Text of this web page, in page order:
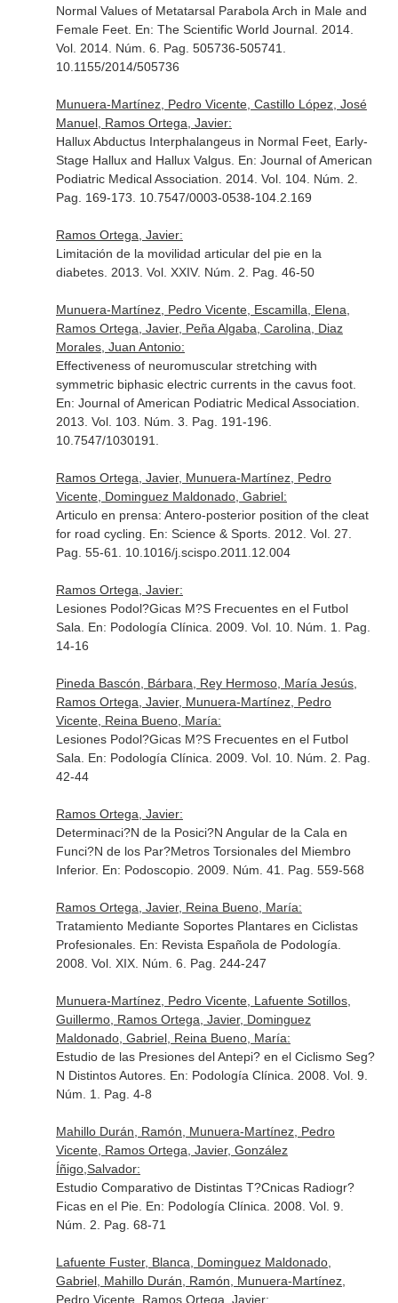
Normal Values of Metatarsal Parabola Arch in Male and
Female Feet. En: The Scientific World Journal. 2014.
Vol. 2014. Núm. 6. Pag. 505736-505741.
10.1155/2014/505736
Munuera-Martínez, Pedro Vicente, Castillo López, José
Manuel, Ramos Ortega, Javier:
Hallux Abductus Interphalangeus in Normal Feet, Early-
Stage Hallux and Hallux Valgus. En: Journal of American
Podiatric Medical Association . 2014. Vol. 104. Núm. 2.
Pag. 169-173. 10.7547/0003-0538-104.2.169
Ramos Ortega, Javier:
Limitación de la movilidad articular del pie en la
diabetes. 2013. Vol. XXIV. Núm. 2. Pag. 46-50
Munuera-Martínez, Pedro Vicente, Escamilla, Elena,
Ramos Ortega, Javier, Peña Algaba, Carolina, Diaz
Morales, Juan Antonio:
Effectiveness of neuromuscular stretching with
symmetric biphasic electric currents in the cavus foot.
En: Journal of American Podiatric Medical Association
2013. Vol. 103. Núm. 3. Pag. 191-196.
10.7547/1030191.
Ramos Ortega, Javier, Munuera-Martínez, Pedro
Vicente, Dominguez Maldonado, Gabriel:
Articulo en prensa: Antero-posterior position of the cleat
for road cycling. En: Science & Sports. 2012. Vol. 27.
Pag. 55-61. 10.1016/j.scispo.2011.12.004
Ramos Ortega, Javier:
Lesiones Podol?Gicas M?S Frecuentes en el Futbol
Sala. En: Podología Clínica . 2009. Vol. 10. Núm. 1. Pag.
14-16
Pineda Bascón, Bárbara, Rey Hermoso, María Jesús,
Ramos Ortega, Javier, Munuera-Martínez, Pedro
Vicente, Reina Bueno, María:
Lesiones Podol?Gicas M?S Frecuentes en el Futbol
Sala. En: Podología Clínica . 2009. Vol. 10. Núm. 2. Pag.
42-44
Ramos Ortega, Javier:
Determinaci?N de la Posici?N Angular de la Cala en
Funci?N de los Par?Metros Torsionales del Miembro
Inferior. En: Podoscopio. 2009. Núm. 41. Pag. 559-568
Ramos Ortega, Javier, Reina Bueno, María:
Tratamiento Mediante Soportes Plantares en Ciclistas
Profesionales. En: Revista Española de Podología
2008. Vol. XIX. Núm. 6. Pag. 244-247
Munuera-Martínez, Pedro Vicente, Lafuente Sotillos,
Guillermo, Ramos Ortega, Javier, Dominguez
Maldonado, Gabriel, Reina Bueno, María:
Estudio de las Presiones del Antepi? en el Ciclismo Seg?
N Distintos Autores. En: Podología Clínica . 2008. Vol. 9.
Núm. 1. Pag. 4-8
Mahillo Durán, Ramón, Munuera-Martínez, Pedro
Vicente, Ramos Ortega, Javier, González
Íñigo,Salvador:
Estudio Comparativo de Distintas T?Cnicas Radiogr?
Ficas en el Pie. En: Podología Clínica . 2008. Vol. 9.
Núm. 2. Pag. 68-71
Lafuente Fuster, Blanca, Dominguez Maldonado,
Gabriel, Mahillo Durán, Ramón, Munuera-Martínez,
Pedro Vicente, Ramos Ortega, Javier: